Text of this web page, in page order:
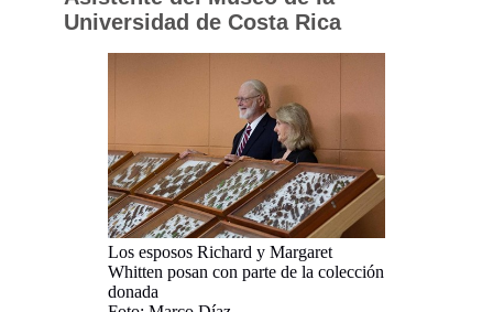
Universidad de Costa Rica
Los esposos Richard y Margaret
Whitten posan con parte de la colección
donada